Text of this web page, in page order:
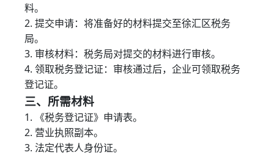
料。
2. 提交申请：将准备好的材料提交至徐汇区税务
局。
3. 审核材料：税务局对提交的材料进行审核。
4. 领取税务登记证：审核通过后，企业可领取税务
登记证。
三、所需材料
1. 《税务登记证》申请表。
2. 营业执照副本。
3. 法定代表人身份证。